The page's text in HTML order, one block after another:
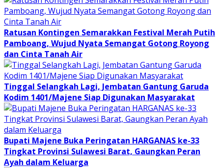
Ratusan Kontingen Semarakkan Festival Merah Putih
Pamboang, Wujud Nyata Semangat Gotong Royong
dan Cinta Tanah Air
Tinggal Selangkah Lagi, Jembatan Gantung Garuda
Kodim 1401/Majene Siap Digunakan Masyarakat
Bupati Majene Buka Peringatan HARGANAS ke-33
Tingkat Provinsi Sulawesi Barat, Gaungkan Peran
Ayah dalam Keluarga